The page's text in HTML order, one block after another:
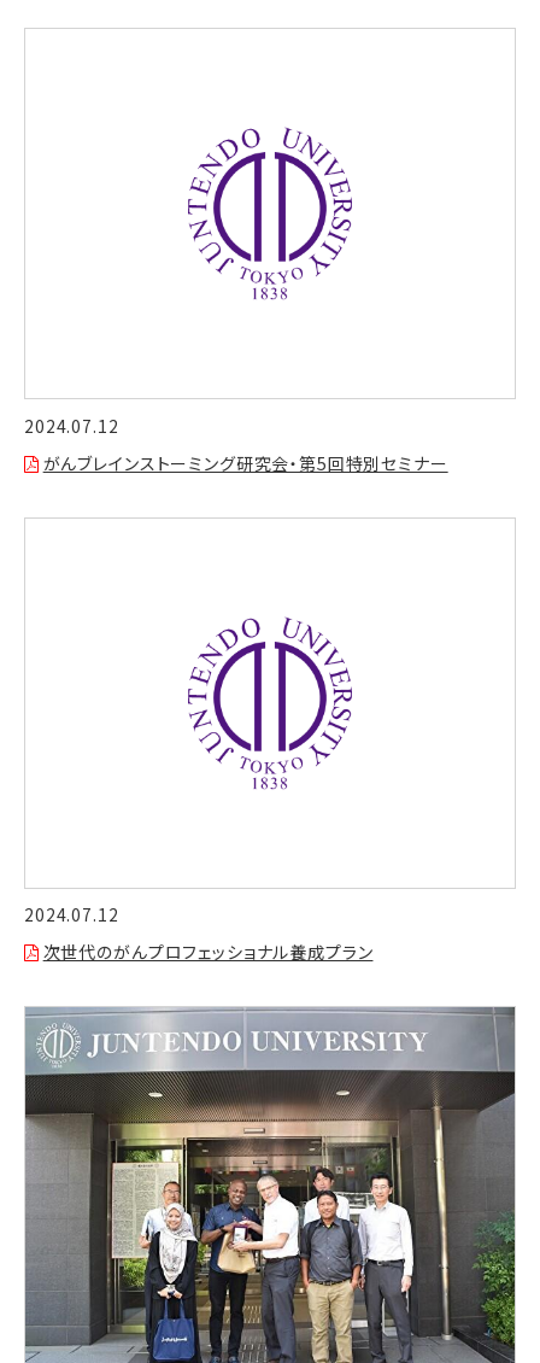
2024.07.12
がんブレインストーミング研究会・第5回特別セミナー
2024.07.12
次世代のがんプロフェッショナル養成プラン